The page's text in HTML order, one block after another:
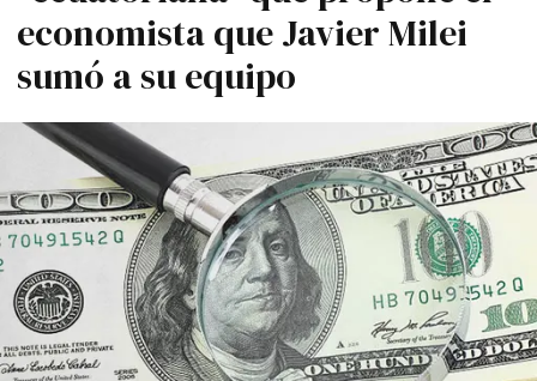
economista que Javier Milei
sumó a su equipo